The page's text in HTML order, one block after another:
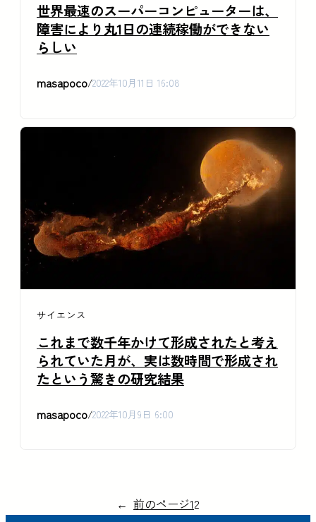
世界最速のスーパーコンピューターは、
障害により丸1日の連続稼働ができない
らしい
masapoco/2022年10月11日 16:08
サイエンス
これまで数千年かけて形成されたと考え
られていた月が、実は数時間で形成され
たという驚きの研究結果
masapoco/2022年10月9日 6:00
← 前のページ12